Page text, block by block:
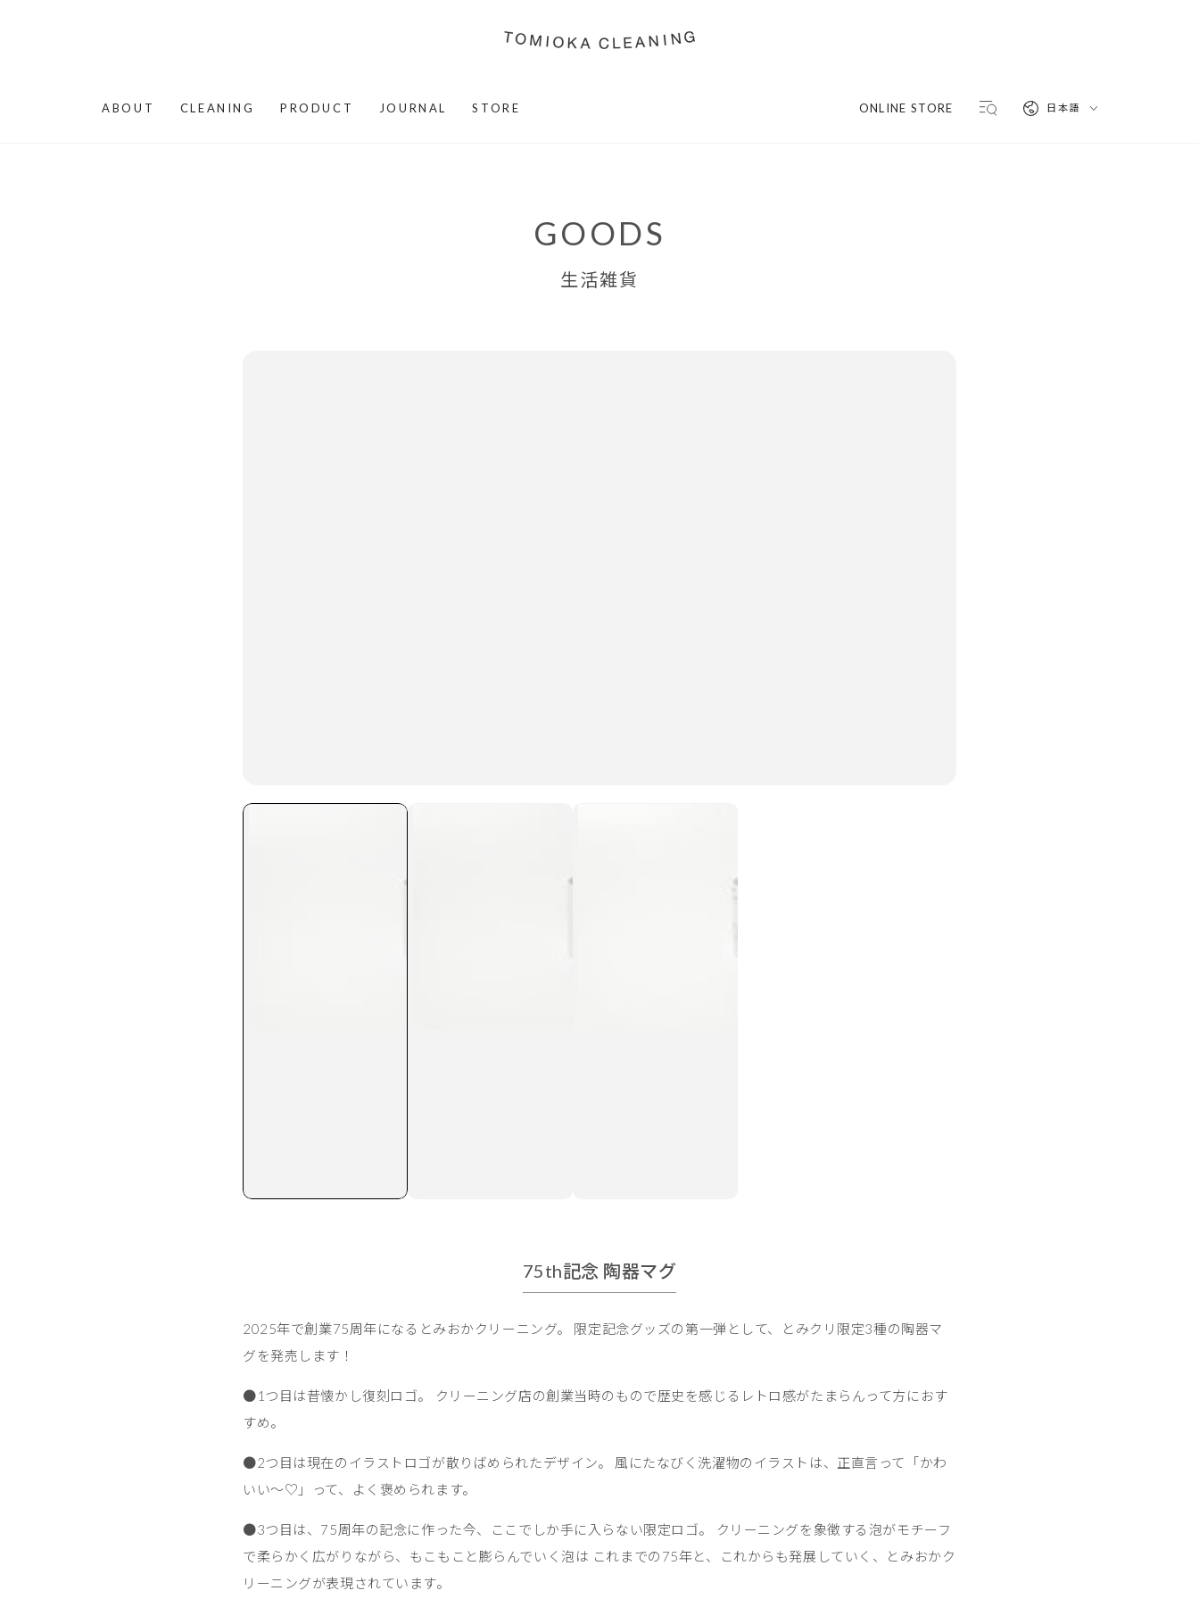
ABOUT CLEANING PRODUCT JOURNAL STORE ONLINE STORE
言
日本語
GOODS
生活雑貨
75th記念 陶器マグ
2025年で創業75周年になるとみおかクリーニング。 限定記念グッズの第一弾として、とみクリ限定3種の陶器マ
グを発売します！
●1つ目は昔懐かし復刻ロゴ。 クリーニング店の創業当時のもので歴史を感じるレトロ感がたまらんって方におす
すめ。
●2つ目は現在のイラストロゴが散りばめられたデザイン。 風にたなびく洗濯物のイラストは、正直言って「かわ
いい～♡」って、よく褒められます。
●3つ目は、75周年の記念に作った今、ここでしか手に入らない限定ロゴ。 クリーニングを象徴する泡がモチーフ
で柔らかく広がりながら、もこもこと膨らんでいく泡は これまでの75年と、これからも発展していく、とみおかク
リーニングが表現されています。